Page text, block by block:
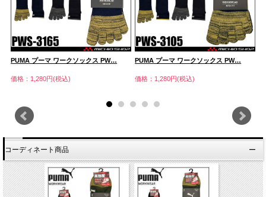
PUMA プーマ ワークソックス PW…
価格：1,280円(税込)
PUMA プーマ ワークソックス PW…
価格：1,280円(税込)
コーディネート商品